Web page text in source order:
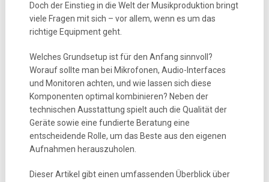
Doch der Einstieg in die Welt der Musikproduktion bringt
viele Fragen mit sich – vor allem, wenn es um das
richtige Equipment geht.
Welches Grundsetup ist für den Anfang sinnvoll?
Worauf sollte man bei Mikrofonen, Audio-Interfaces
und Monitoren achten, und wie lassen sich diese
Komponenten optimal kombinieren? Neben der
technischen Ausstattung spielt auch die Qualität der
Geräte sowie eine fundierte Beratung eine
entscheidende Rolle, um das Beste aus den eigenen
Aufnahmen herauszuholen.
Dieser Artikel gibt einen umfassenden Überblick über